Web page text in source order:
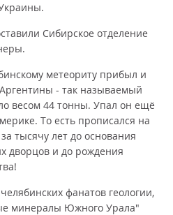
Сибирское отделение
метеориту прибыл и
- так называемый
весом 44 тонны. Упал он ещё
То есть прописался на
тысячу лет до основания
дворцов и до рождения
фанатов геологии,
минералы Южного Урала"